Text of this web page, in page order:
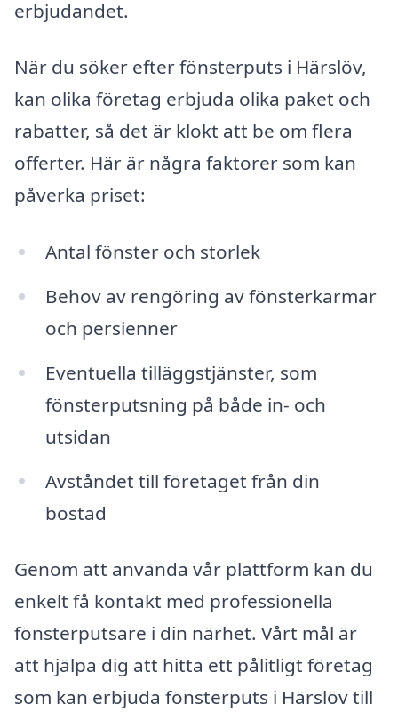
erbjudandet.
När du söker efter fönsterputs i Härslöv,
kan olika företag erbjuda olika paket och
rabatter, så det är klokt att be om flera
offerter. Här är några faktorer som kan
påverka priset:
Antal fönster och storlek
Behov av rengöring av fönsterkarmar
och persienner
Eventuella tilläggstjänster, som
fönsterputsning på både in- och
utsidan
Avståndet till företaget från din
bostad
Genom att använda vår plattform kan du
enkelt få kontakt med professionella
fönsterputsare i din närhet. Vårt mål är
att hjälpa dig att hitta ett pålitligt företag
som kan erbjuda fönsterputs i Härslöv till